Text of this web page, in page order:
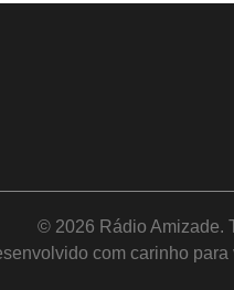
© 2026 Rádio Amizade.
com carinho